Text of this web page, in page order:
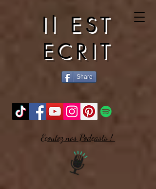
Il EST
ECRIT
Share
Ecoutez nos Podcasts !